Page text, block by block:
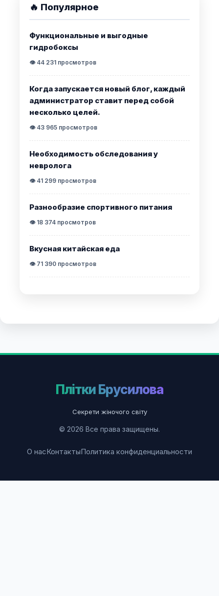
🔥 Популярное
Функциональные и выгодные
гидробоксы
👁️ 44 231 просмотров
Когда запускается новый блог, каждый
администратор ставит перед собой
несколько целей.
👁️ 43 965 просмотров
Необходимость обследования у
невролога
👁️ 41 299 просмотров
Разнообразие спортивного питания
👁️ 18 374 просмотров
Вкусная китайская еда
👁️ 71 390 просмотров
Плітки Брусилова
Секрети жіночого світу
© 2026 Все права защищены.
О насКонтактыПолитика конфиденциальности